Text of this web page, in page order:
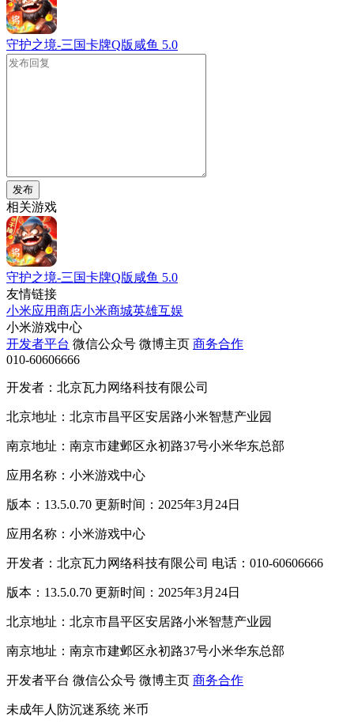
守护之境-三国卡牌Q版咸鱼 5.0
发布
相关游戏
守护之境-三国卡牌Q版咸鱼 5.0
友情链接
小米应用商店小米商城英雄互娱
小米游戏中心
开发者平台 微信公众号 微博主页 商务合作
010-60606666
开发者：北京瓦力网络科技有限公司
北京地址：北京市昌平区安居路小米智慧产业园
南京地址：南京市建邺区永初路37号小米华东总部
应用名称：小米游戏中心
版本：13.5.0.70 更新时间：2025年3月24日
应用名称：小米游戏中心
开发者：北京瓦力网络科技有限公司 电话：010-60606666
版本：13.5.0.70 更新时间：2025年3月24日
北京地址：北京市昌平区安居路小米智慧产业园
南京地址：南京市建邺区永初路37号小米华东总部
开发者平台 微信公众号 微博主页 商务合作
未成年人防沉迷系统 米币